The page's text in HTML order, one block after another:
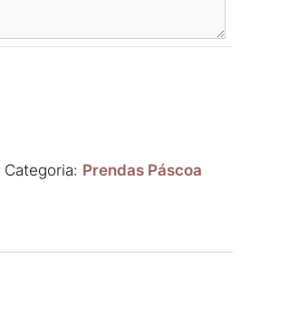
Categoria: Prendas Páscoa